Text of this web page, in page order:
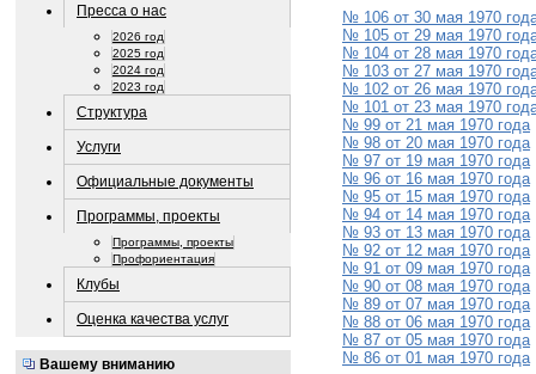
Пресса о нас
2026 год
2025 год
2024 год
2023 год
Структура
Услуги
Официальные документы
Программы, проекты
Программы, проекты
Профориентация
Клубы
Оценка качества услуг
Вашему вниманию
№ 106 от 30 мая 1970
№ 105 от 29 мая 1970
№ 104 от 28 мая 1970
№ 103 от 27 мая 1970
№ 102 от 26 мая 1970
№ 101 от 23 мая 1970
№ 99 от 21 мая 1970 года
№ 98 от 20 мая 1970 года
№ 97 от 19 мая 1970 года
№ 96 от 16 мая 1970 года
№ 95 от 15 мая 1970 года
№ 94 от 14 мая 1970 года
№ 93 от 13 мая 1970 года
№ 92 от 12 мая 1970 года
№ 91 от 09 мая 1970 года
№ 90 от 08 мая 1970 года
№ 89 от 07 мая 1970 года
№ 88 от 06 мая 1970 года
№ 87 от 05 мая 1970 года
№ 86 от 01 мая 1970 года